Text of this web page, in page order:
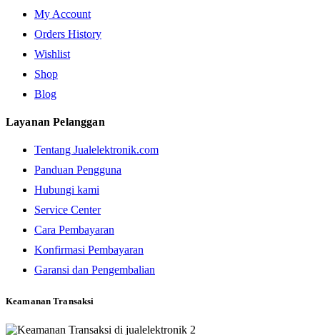
My Account
Orders History
Wishlist
Shop
Blog
Layanan Pelanggan
Tentang Jualelektronik.com
Panduan Pengguna
Hubungi kami
Service Center
Cara Pembayaran
Konfirmasi Pembayaran
Garansi dan Pengembalian
Keamanan Transaksi